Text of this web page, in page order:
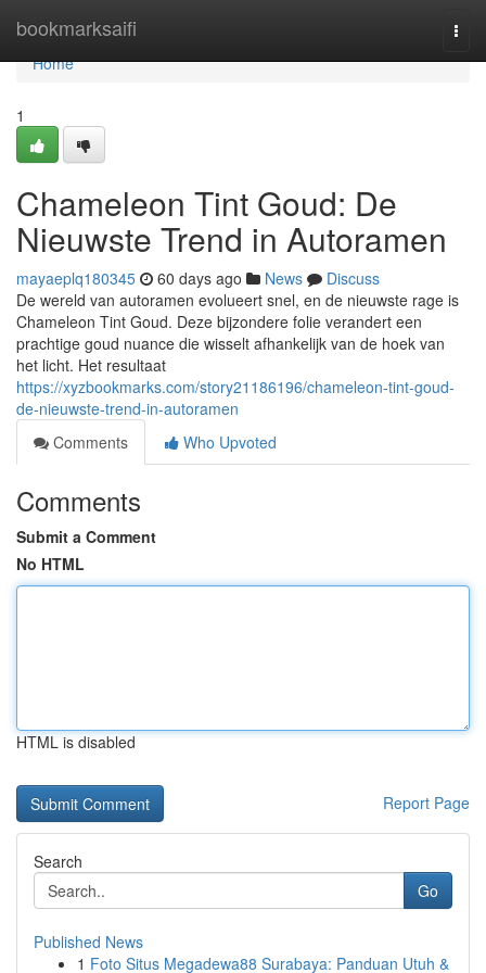
bookmarksaifi
Home
Home
1
Chameleon Tint Goud: De
Nieuwste Trend in Autoramen
mayaeplq180345 60 days ago News
Discuss
De wereld van autoramen evolueert snel, en de nieuwste rage is
Chameleon Tint Goud. Deze bijzondere folie verandert een
prachtige goud nuance die wisselt afhankelijk van de hoek van
het licht. Het resultaat
https://xyzbookmarks.com/story21186196/chameleon-tint-goud-
de-nieuwste-trend-in-autoramen
Comments
Who Upvoted
Comments
Submit a Comment
No HTML
HTML is disabled
Report Page
Search
Go
Published News
1 Foto Situs Megadewa88 Surabaya: Panduan Utuh &